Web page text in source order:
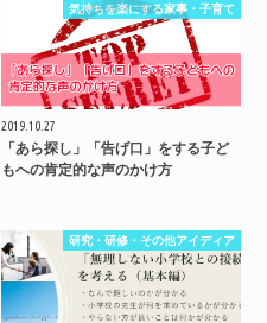
気持ちを楽にする家事・子育て
2019.10.27
「あら探し」「告げ口」をする子ど
もへの肯定的な声のかけ方
研究・研修・その他アイディア